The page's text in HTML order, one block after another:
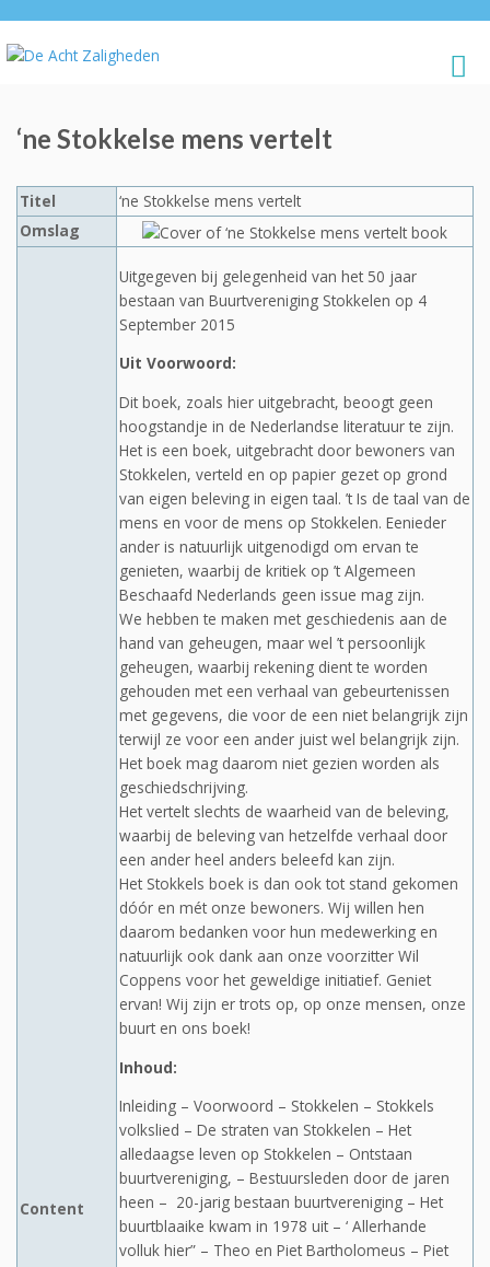
‘ne Stokkelse mens vertelt
Titel
‘ne Stokkelse mens vertelt
Omslag
Content
Uitgegeven bij gelegenheid van het 50 jaar
bestaan van Buurtvereniging Stokkelen op 4
September 2015
Uit Voorwoord:
Dit boek, zoals hier uitgebracht, beoogt geen
hoogstandje in de Nederlandse literatuur te zijn.
Het is een boek, uitgebracht door bewoners van
Stokkelen, verteld en op papier gezet op grond
van eigen beleving in eigen taal. ’t Is de taal van de
mens en voor de mens op Stokkelen. Eenieder
ander is natuurlijk uitgenodigd om ervan te
genieten, waarbij de kritiek op ’t Algemeen
Beschaafd Nederlands geen issue mag zijn.
We hebben te maken met geschiedenis aan de
hand van geheugen, maar wel ’t persoonlijk
geheugen, waarbij rekening dient te worden
gehouden met een verhaal van gebeurtenissen
met gegevens, die voor de een niet belangrijk zijn
terwijl ze voor een ander juist wel belangrijk zijn.
Het boek mag daarom niet gezien worden als
geschiedschrijving.
Het vertelt slechts de waarheid van de beleving,
waarbij de beleving van hetzelfde verhaal door
een ander heel anders beleefd kan zijn.
Het Stokkels boek is dan ook tot stand gekomen
dóór en mét onze bewoners. Wij willen hen
daarom bedanken voor hun medewerking en
natuurlijk ook dank aan onze voorzitter Wil
Coppens voor het geweldige initiatief. Geniet
ervan! Wij zijn er trots op, op onze mensen, onze
buurt en ons boek!
Inhoud:
Inleiding – Voorwoord – Stokkelen – Stokkels
volkslied – De straten van Stokkelen – Het
alledaagse leven op Stokkelen – Ontstaan
buurtvereniging, – Bestuursleden door de jaren
heen – 20-jarig bestaan buurtvereniging – Het
buurtblaaike kwam in 1978 uit – ‘ Allerhande
volluk hier” – Theo en Piet Bartholomeus – Piet